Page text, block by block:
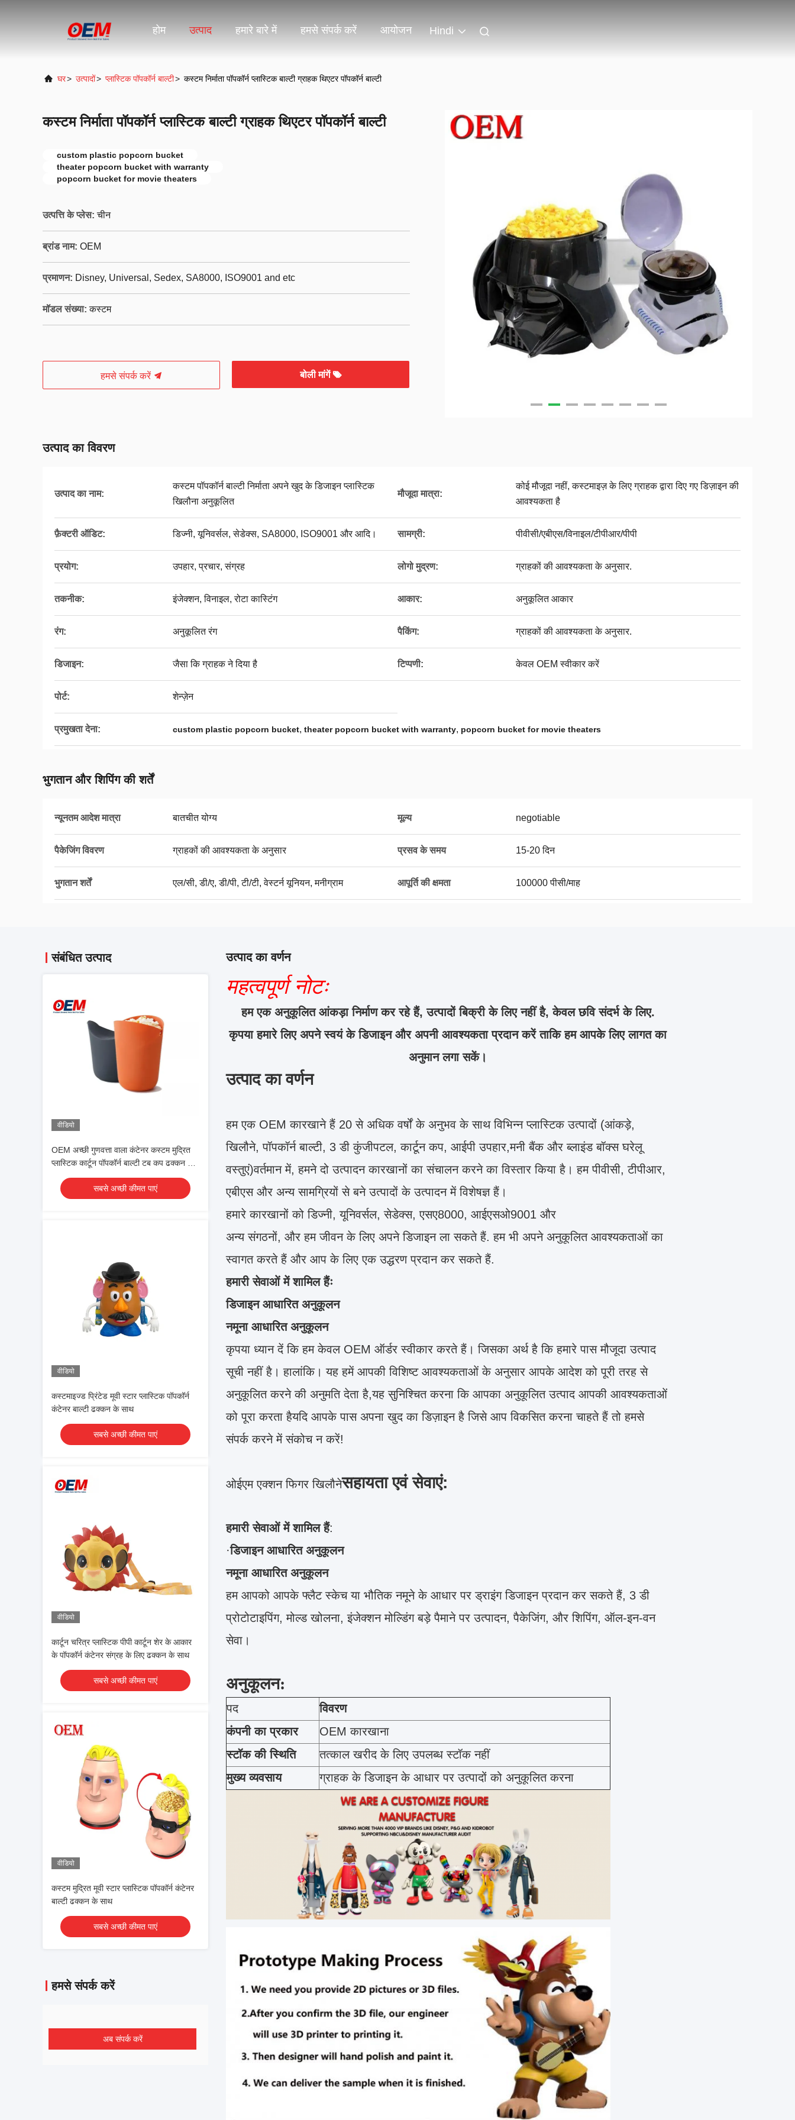
होम उत्पाद हमारे बारे में हमसे संपर्क करें आयोजन Hindi
घर> उत्पादों> प्लास्टिक पॉपकॉर्न बाल्टी> कस्टम निर्माता पॉपकॉर्न प्लास्टिक बाल्टी ग्राहक थिएटर पॉपकॉर्न बाल्टी
कस्टम निर्माता पॉपकॉर्न प्लास्टिक बाल्टी ग्राहक थिएटर पॉपकॉर्न बाल्टी
custom plastic popcorn bucket
theater popcorn bucket with warranty
popcorn bucket for movie theaters
उत्पत्ति के प्लेस: चीन
ब्रांड नाम: OEM
प्रमाणन: Disney, Universal, Sedex, SA8000, ISO9001 and etc
मॉडल संख्या: कस्टम
हमसे संपर्क करें बोली मांगें
उत्पाद का विवरण
उत्पाद का नाम:
कस्टम पॉपकॉर्न बाल्टी निर्माता अपने खुद के डिजाइन प्लास्टिक
खिलौना अनुकूलित
मौजूदा मात्रा:
कोई मौजूदा नहीं, कस्टमाइज़ के लिए ग्राहक द्वारा दिए गए डिज़ाइन की
आवश्यकता है
फ़ैक्टरी ऑडिट: डिज्नी, यूनिवर्सल, सेडेक्स, SA8000, ISO9001 और आदि। सामग्री: पीवीसी/एबीएस/विनाइल/टीपीआर/पीपी
प्रयोग: उपहार, प्रचार, संग्रह लोगो मुद्रण: ग्राहकों की आवश्यकता के अनुसार.
तकनीक: इंजेक्शन, विनाइल, रोटा कास्टिंग आकार: अनुकूलित आकार
रंग: अनुकूलित रंग पैकिंग: ग्राहकों की आवश्यकता के अनुसार.
डिजाइन: जैसा कि ग्राहक ने दिया है टिप्पणी: केवल OEM स्वीकार करें
पोर्ट: शेन्ज़ेन
प्रमुखता देना: custom plastic popcorn bucket, theater popcorn bucket with warranty, popcorn bucket for movie theaters
भुगतान और शिपिंग की शर्तें
न्यूनतम आदेश मात्रा बातचीत योग्य मूल्य negotiable
पैकेजिंग विवरण ग्राहकों की आवश्यकता के अनुसार प्रसव के समय 15-20 दिन
भुगतान शर्तें एल/सी, डी/ए, डी/पी, टी/टी, वेस्टर्न यूनियन, मनीग्राम आपूर्ति की क्षमता 100000 पीसी/माह
संबंधित उत्पाद
वीडियो
OEM अच्छी गुणवत्ता वाला कंटेनर कस्टम मुद्रित
प्लास्टिक कार्टून पॉपकॉर्न बाल्टी टब कप ढक्कन के
साथ प्रचार के लिए
सबसे अच्छी कीमत पाएं
वीडियो
कस्टमाइज्ड प्रिंटेड मूवी स्टार प्लास्टिक पॉपकॉर्न
कंटेनर बाल्टी ढक्कन के साथ
सबसे अच्छी कीमत पाएं
वीडियो
कार्टून चरित्र प्लास्टिक पीपी कार्टून शेर के आकार
के पॉपकॉर्न कंटेनर संग्रह के लिए ढक्कन के साथ
सबसे अच्छी कीमत पाएं
वीडियो
कस्टम मुद्रित मूवी स्टार प्लास्टिक पॉपकॉर्न कंटेनर
बाल्टी ढक्कन के साथ
सबसे अच्छी कीमत पाएं
हमसे संपर्क करें
अब संपर्क करें
उत्पाद का वर्णन
महत्वपूर्ण नोटः
हम एक अनुकूलित आंकड़ा निर्माण कर रहे हैं, उत्पादों बिक्री के लिए नहीं है, केवल छवि संदर्भ के लिए.
कृपया हमारे लिए अपने स्वयं के डिजाइन और अपनी आवश्यकता प्रदान करें ताकि हम आपके लिए लागत का
अनुमान लगा सकें।
उत्पाद का वर्णन
हम एक OEM कारखाने हैं 20 से अधिक वर्षों के अनुभव के साथ विभिन्न प्लास्टिक उत्पादों (आंकड़े,
खिलौने, पॉपकॉर्न बाल्टी, 3 डी कुंजीपटल, कार्टून कप, आईपी उपहार,मनी बैंक और ब्लाइंड बॉक्स घरेलू
वस्तुएं)वर्तमान में, हमने दो उत्पादन कारखानों का संचालन करने का विस्तार किया है। हम पीवीसी, टीपीआर,
एबीएस और अन्य सामग्रियों से बने उत्पादों के उत्पादन में विशेषज्ञ हैं।
हमारे कारखानों को डिज्नी, यूनिवर्सल, सेडेक्स, एसए8000, आईएसओ9001 और
अन्य संगठनों, और हम जीवन के लिए अपने डिजाइन ला सकते हैं. हम भी अपने अनुकूलित आवश्यकताओं का
स्वागत करते हैं और आप के लिए एक उद्धरण प्रदान कर सकते हैं.
हमारी सेवाओं में शामिल हैंः
डिजाइन आधारित अनुकूलन
नमूना आधारित अनुकूलन
कृपया ध्यान दें कि हम केवल OEM ऑर्डर स्वीकार करते हैं। जिसका अर्थ है कि हमारे पास मौजूदा उत्पाद
सूची नहीं है। हालांकि। यह हमें आपकी विशिष्ट आवश्यकताओं के अनुसार आपके आदेश को पूरी तरह से
अनुकूलित करने की अनुमति देता है,यह सुनिश्चित करना कि आपका अनुकूलित उत्पाद आपकी आवश्यकताओं
को पूरा करता हैयदि आपके पास अपना खुद का डिज़ाइन है जिसे आप विकसित करना चाहते हैं तो हमसे
संपर्क करने में संकोच न करें!
ओईएम एक्शन फिगर खिलौनेसहायता एवं सेवाएं:
हमारी सेवाओं में शामिल हैं:
·डिजाइन आधारित अनुकूलन
नमूना आधारित अनुकूलन
हम आपको आपके फ्लैट स्केच या भौतिक नमूने के आधार पर ड्राइंग डिजाइन प्रदान कर सकते हैं, 3 डी
प्रोटोटाइपिंग, मोल्ड खोलना, इंजेक्शन मोल्डिंग बड़े पैमाने पर उत्पादन, पैकेजिंग, और शिपिंग, ऑल-इन-वन
सेवा।
अनुकूलन:
पद
विवरण
कंपनी का प्रकार
OEM कारखाना
स्टॉक की स्थिति
तत्काल खरीद के लिए उपलब्ध स्टॉक नहीं
मुख्य व्यवसाय
ग्राहक के डिजाइन के आधार पर उत्पादों को अनुकूलित करना